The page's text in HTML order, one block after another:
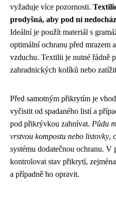
vyžaduje více pozornosti.
prodyšná, aby pod ní
Ideální je použít materiál s
optimální ochranu před mrazem
vzduchu. Textilii je nutné řádně
zahradnických kolíků nebo
Před samotným přikrytím je
vyčistit od spadaného listí a
pod přikrývkou zahnívat. Půdu
vrstvou kompostu nebo listovky,
systému dodatečnou ochranu. V
kontrolovat stav přikrytí,
a případně ho opravit.